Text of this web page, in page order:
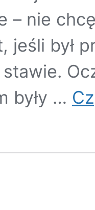
– nie
jeśli był
były …